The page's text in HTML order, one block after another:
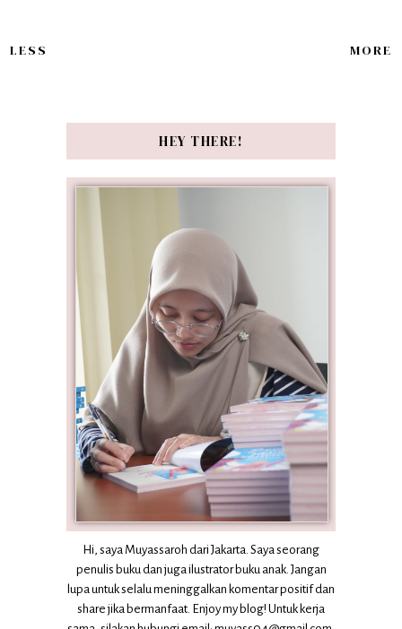
LESS MORE
HEY THERE!
Hi, saya Muyassaroh dari Jakarta. Saya seorang
penulis buku dan juga ilustrator buku anak. Jangan
lupa untuk selalu meninggalkan komentar positif dan
share jika bermanfaat. Enjoy my blog! Untuk kerja